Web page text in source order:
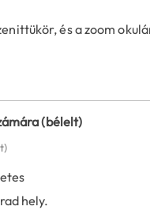
és a zoom
(bélelt)
hely.